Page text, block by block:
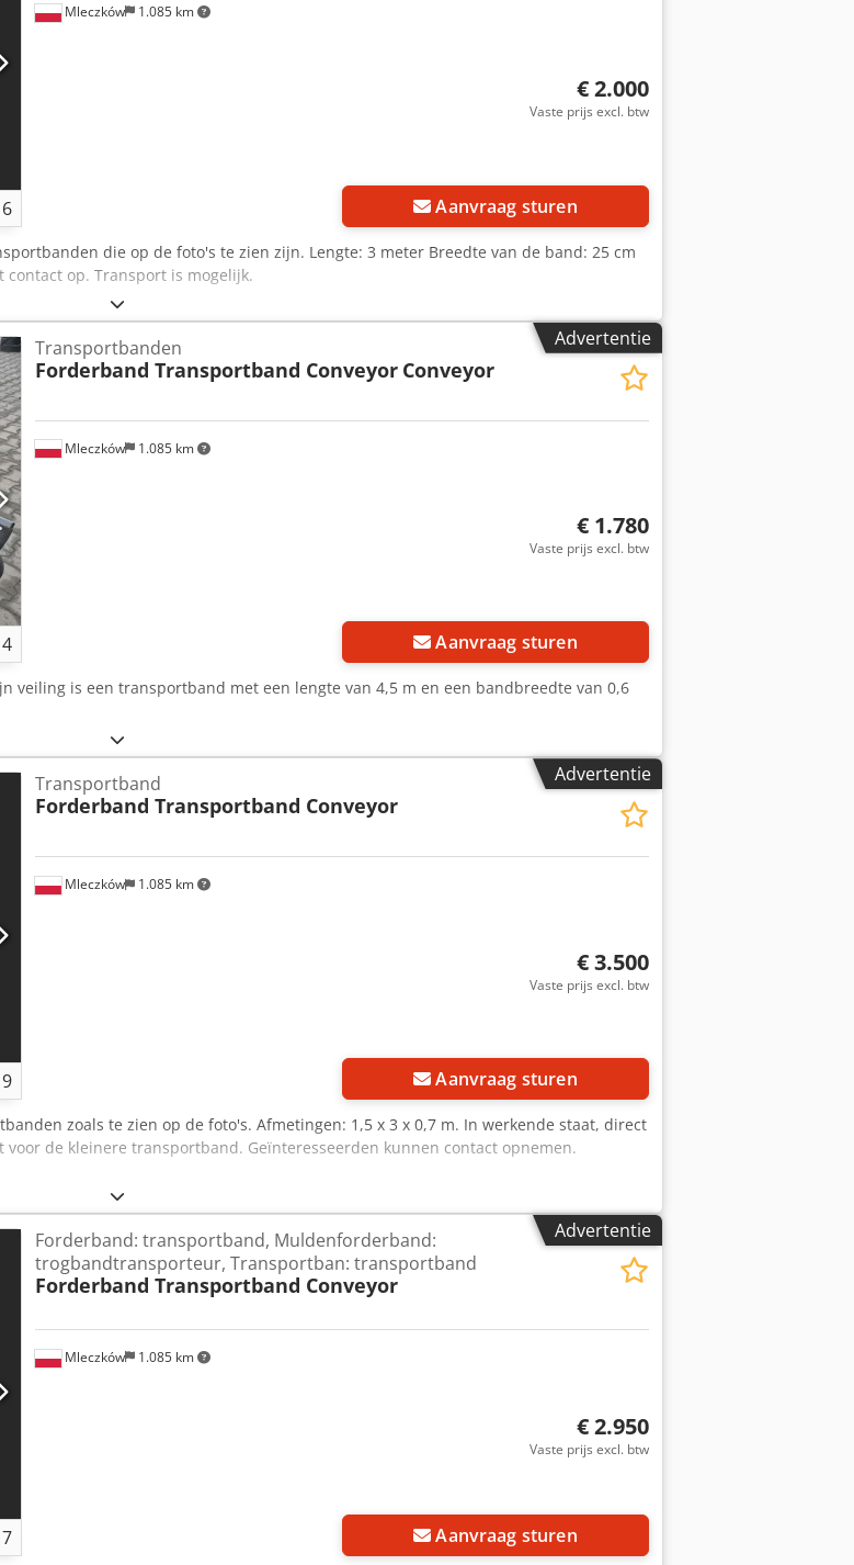
6
Mleczków 1.085 km
€ 2.000
Vaste prijs excl. btw
Aanvraag sturen
die op de foto's te zien zijn. Lengte: 3 meter Breedte van de band: 25 cm
contact op. Transport is mogelijk.
Advertentie
4
Mleczków 1.085 km
Transportbanden
Forderband Transportband Conveyor Conveyor
€ 1.780
Vaste prijs excl. btw
Aanvraag sturen
veiling is een transportband met een lengte van 4,5 m en een bandbreedte van 0,6
Advertentie
9
Mleczków 1.085 km
Transportband
Forderband Transportband Conveyor
€ 3.500
Vaste prijs excl. btw
Aanvraag sturen
zoals te zien op de foto's. Afmetingen: 1,5 x 3 x 0,7 m. In werkende staat, direct
de kleinere transportband. Geïnteresseerden kunnen contact opnemen.
Advertentie
7
Mleczków 1.085 km
Forderband: transportband, Muldenforderband:
trogbandtransporteur, Transportban: transportband
Forderband Transportband Conveyor
€ 2.950
Vaste prijs excl. btw
Aanvraag sturen